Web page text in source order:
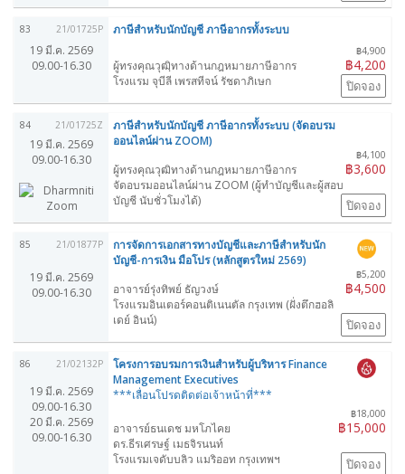
83 21/01725P
19 มี.ค. 2569
09.00-16.30
ภาษีสำหรับนักบัญชี ภาษีอากรทั้งระบบ
฿4,900
฿4,200
ผู้ทรงคุณวุฒฺิทางด้านกฎหมายภาษีอากร
โรงแรม จุบีลี เพรสทีจน์ รัชดาภิเษก
ปิดจอง
84 21/01725Z
19 มี.ค. 2569
09.00-16.30
ภาษีสำหรับนักบัญชี ภาษีอากรทั้งระบบ (จัดอบรม
ออนไลน์ผ่าน ZOOM)
฿4,100
฿3,600
ผู้ทรงคุณวุฒิทางด้านกฎหมายภาษีอากร
จัดอบรมออนไลน์ผ่าน ZOOM (ผู้ทำบัญชีและผู้สอบ
บัญชี นับชั่วโมงได้)
ปิดจอง
85 21/01877P
19 มี.ค. 2569
09.00-16.30
การจัดการเอกสารทางบัญชีและภาษีสำหรับนัก
บัญชี-การเงิน มือโปร (หลักสูตรใหม่ 2569)
฿5,200
฿4,500
อาจารย์รุ่งทิพย์ ธัญวงษ์
โรงแรมอินเตอร์คอนติเนนตัล กรุงเทพ (ฝั่งตึกฮอลิ
เดย์ อินน์)
ปิดจอง
86 21/02132P
19 มี.ค. 2569
09.00-16.30
20 มี.ค. 2569
09.00-16.30
โครงการอบรมการเงินสำหรับผู้บริหาร Finance
Management Executives
***เลื่อนโปรดติดต่อเจ้าหน้าที่***
฿18,000
฿15,000
อาจารย์ธนเดช มหโภไคย
ดร.ธีรเศรษฐ์ เมธจิรนนท์
โรงแรมเจดับบลิว แมริออท กรุงเทพฯ
ปิดจอง